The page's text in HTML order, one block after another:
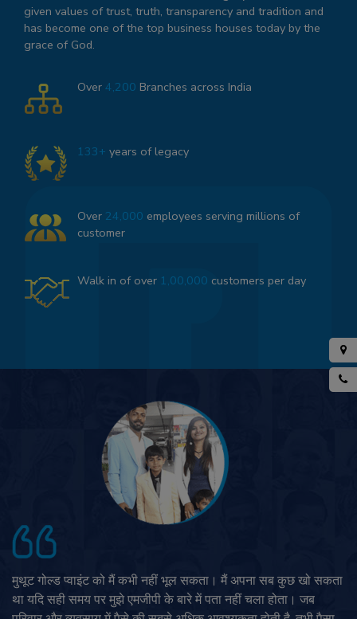
given values of trust, truth, transparency and tradition and
has become one of the top business houses today by the
grace of God.
Over 4,200 Branches across India
133+ years of legacy
Over 24,000 employees serving millions of
customer
Walk in of over 1,00,000 customers per day
मुथूट गोल्ड प्वाइंट को मैं कभी नहीं भूल सकता। मैं अपना सब कुछ खो सकता
था यदि सही समय पर मुझे एमजीपी के बारे में पता नहीं चला होता। जब